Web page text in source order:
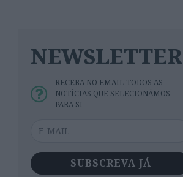
NEWSLETTER
RECEBA NO EMAIL TODOS AS
NOTÍCIAS QUE SELECIONÁMOS
PARA SI
SUBSCREVA JÁ